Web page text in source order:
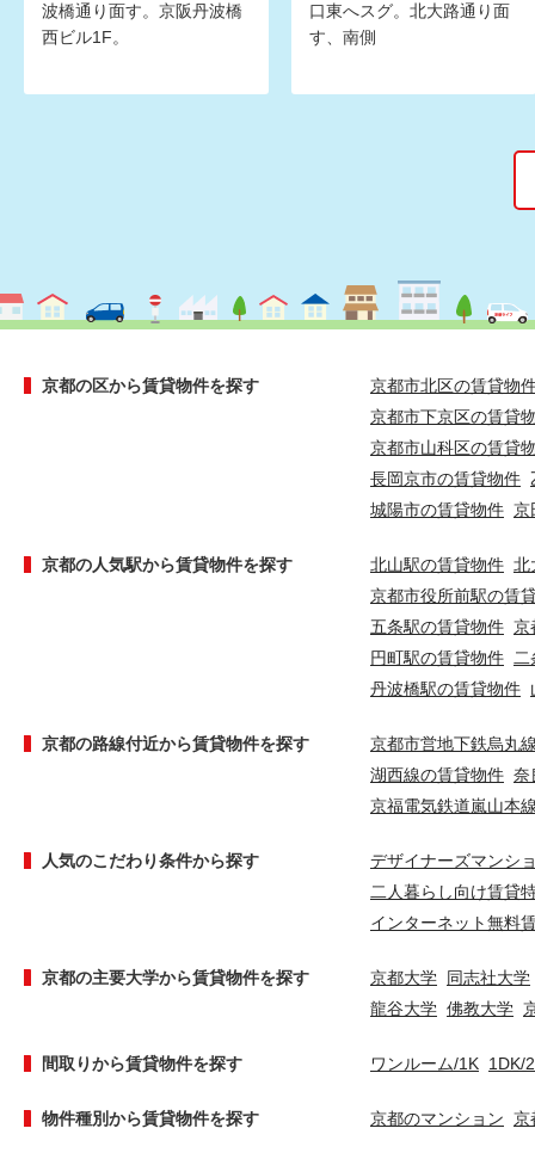
波橋通り面す。京阪丹波橋
西ビル1F。
口東へスグ。北大路通り面
す、南側
京都の区から賃貸物件を探す
京都市北区の賃貸物
京都市下京区の賃貸
京都市山科区の賃貸
長岡京市の賃貸物件
城陽市の賃貸物件 京
京都の人気駅から賃貸物件を探す 北山駅の賃貸物件 北
京都市役所前駅の賃
五条駅の賃貸物件 京
円町駅の賃貸物件
丹波橋駅の賃貸物件
京都の路線付近から賃貸物件を探す
京都市営地下鉄烏丸
湖西線の賃貸物件 奈
京福電気鉄道嵐山本
人気のこだわり条件から探す
デザイナーズマンシ
二人暮らし向け賃貸
インターネット無料
京都の主要大学から賃貸物件を探す 京都大学 同志社大学
龍谷大学 佛教大学
間取りから賃貸物件を探す ワンルーム/1K 1DK/
物件種別から賃貸物件を探す 京都のマンション 京